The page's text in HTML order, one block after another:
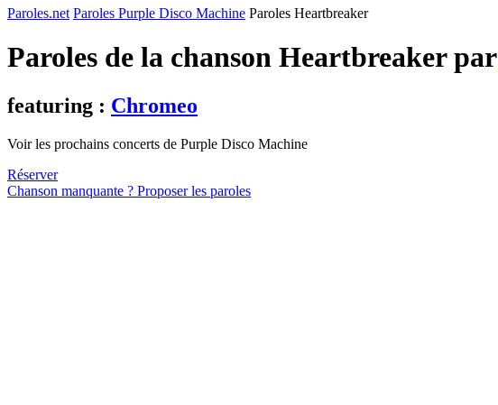
Paroles.net Paroles Purple Disco Machine Paroles Heartbreaker
Paroles de la chanson Heartbreaker par
featuring : Chromeo
Voir les prochains concerts de Purple Disco Machine
Réserver
Chanson manquante ? Proposer les paroles